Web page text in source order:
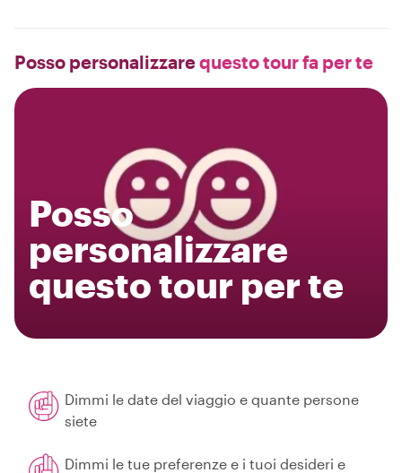
Posso personalizzarequesto tour fa per te
Posso
personalizzare
questo tour per te
Dimmi le date del viaggio e quante persone
siete
Dimmi le tue preferenze e i tuoi desideri e